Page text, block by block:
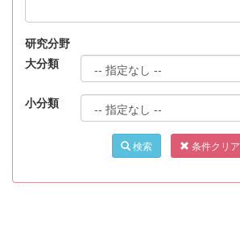
研究分野
大分類
小分類
検索 条件クリア